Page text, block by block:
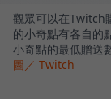
觀眾可以在Twitch
的小奇點有各自的
小奇點的最低贈送
圖／ Twitch